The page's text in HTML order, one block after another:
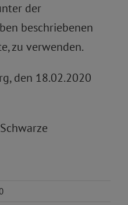
der
beschriebenen
zu verwenden.
den 18.02.2020